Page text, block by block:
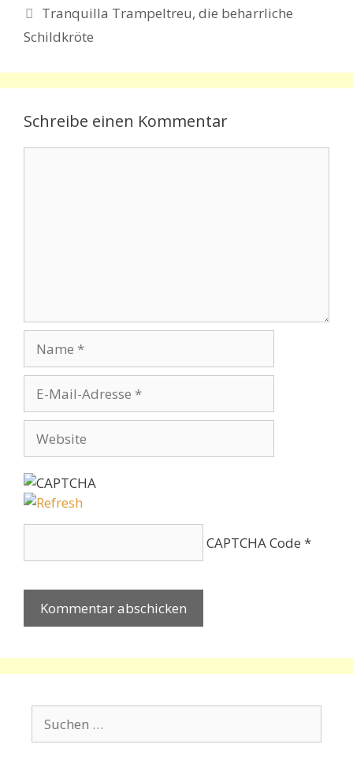
Tranquilla Trampeltreu, die beharrliche
Schildkröte
Schreibe einen Kommentar
Mail-
Adresse
CAPTCHA Code *
nach: